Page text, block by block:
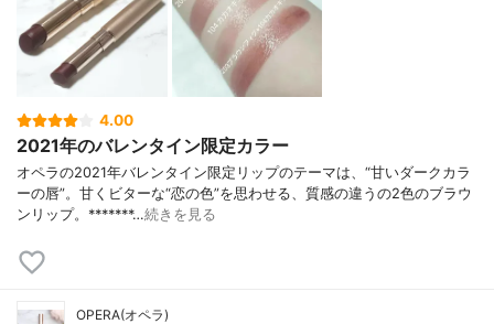
4.00
2021年のバレンタイン限定カラー
オペラの2021年バレンタイン限定リップのテーマは、“甘いダークカラ
ーの唇”。甘くビターな“恋の色”を思わせる、質感の違うの2色のブラウ
ンリップ。*******…続きを見る
OPERA(オペラ)